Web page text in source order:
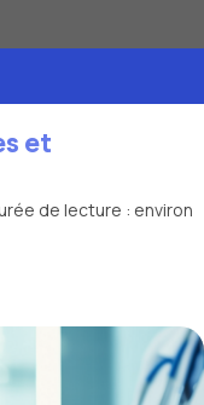
et
de lecture : environ